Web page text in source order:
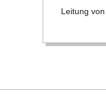
C
H
M
Lei­tung